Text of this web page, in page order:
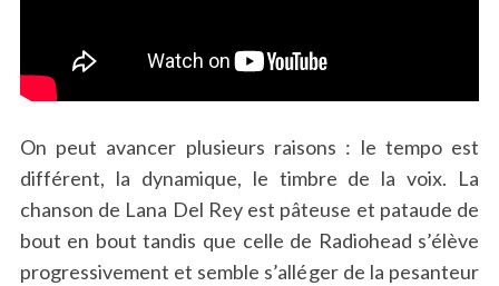
On peut avancer plusieurs raisons : le tempo est
différent, la dynamique, le timbre de la voix. La
chanson de Lana Del Rey est pâteuse et pataude de
bout en bout tandis que celle de Radiohead s’élève
progressivement et semble s’alléger de la pesanteur